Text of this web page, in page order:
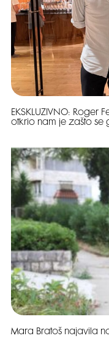
EKSKLUZIVNO: Roger
otkrio nam je zašto
Mara Bratoš najavila